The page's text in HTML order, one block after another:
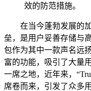
效的防范措施。
在当今蓬勃发展的
垒，是用户妥善存储与
包作为其中一款声名远
富的功能，吸引了大量
一席之地，近年来，
席卷而来，引发了众多